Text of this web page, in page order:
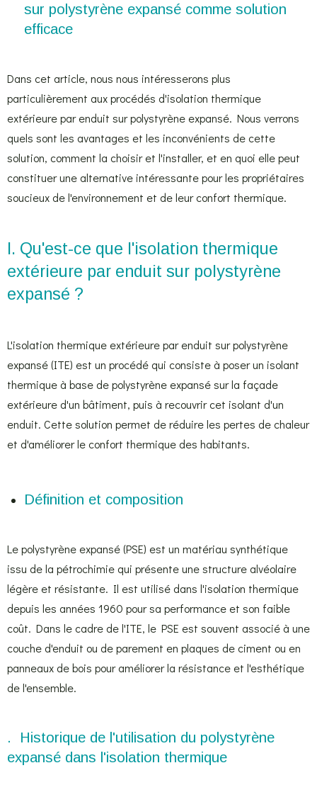
sur polystyrène expansé comme solution
efficace
Dans cet article, nous nous intéresserons plus
particulièrement aux procédés d'isolation thermique
extérieure par enduit sur polystyrène expansé. Nous verrons
quels sont les avantages et les inconvénients de cette
solution, comment la choisir et l'installer, et en quoi elle peut
constituer une alternative intéressante pour les propriétaires
soucieux de l'environnement et de leur confort thermique.
I. Qu'est-ce que l'isolation thermique
extérieure par enduit sur polystyrène
expansé ?
L'isolation thermique extérieure par enduit sur polystyrène
expansé (ITE) est un procédé qui consiste à poser un isolant
thermique à base de polystyrène expansé sur la façade
extérieure d'un bâtiment, puis à recouvrir cet isolant d'un
enduit. Cette solution permet de réduire les pertes de chaleur
et d'améliorer le confort thermique des habitants.
Définition et composition
Le polystyrène expansé (PSE) est un matériau synthétique
issu de la pétrochimie qui présente une structure alvéolaire
légère et résistante. Il est utilisé dans l'isolation thermique
depuis les années 1960 pour sa performance et son faible
coût. Dans le cadre de l'ITE, le PSE est souvent associé à une
couche d'enduit ou de parement en plaques de ciment ou en
panneaux de bois pour améliorer la résistance et l'esthétique
de l'ensemble.
. Historique de l'utilisation du polystyrène
expansé dans l'isolation thermique